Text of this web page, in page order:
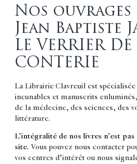
Nos ouvrages
Jean Baptiste
LE VERRIER DE
CONTERIE
La Librairie Clavreuil est
incunables et manuscrits
de la médecine, des sciences, des
littérature.
L’intégralité de nos livres n’est
site. Vous pouvez nous contacter
vos centres d’intérêt ou nous